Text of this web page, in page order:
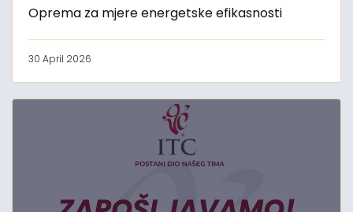
Oprema za mjere energetske efikasnosti
30 April 2026